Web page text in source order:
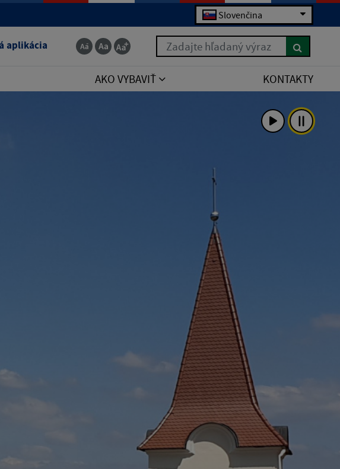
Slovenčina
aplikácia Zadajte hľadaný výraz
AKO VYBAVIŤ KONTAKTY